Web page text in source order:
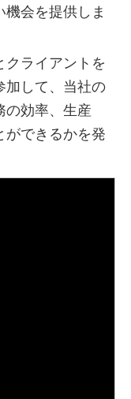
会を提供しま
クライアントを
加して、当社の
の効率、生産
ができるかを発